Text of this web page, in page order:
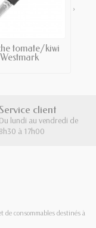
tomate/kiwi
Westmark
›
Service client
Du lundi au vendredi de
8h30 à 17h00
de consommables destinés à